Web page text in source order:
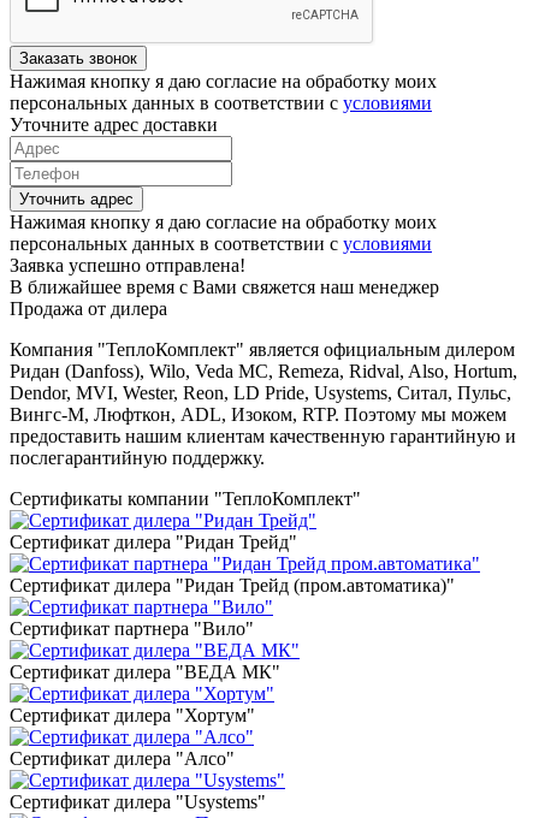
Заказать звонок
Нажимая кнопку я даю согласие на обработку моих
персональных данных в соответствии с условиями
Уточните адрес доставки
Уточнить адрес
Нажимая кнопку я даю согласие на обработку моих
персональных данных в соответствии с условиями
Заявка успешно отправлена!
В ближайшее время с Вами свяжется наш менеджер
Продажа от дилера
Компания "ТеплоКомплект" является официальным дилером
Ридан (Danfoss), Wilo, Veda MC, Remeza, Ridval, Also, Hortum,
Dendor, MVI, Wester, Reon, LD Pride, Usystems, Ситал, Пульс,
Вингс-М, Люфткон, ADL, Изоком, RTP. Поэтому мы можем
предоставить нашим клиентам качественную гарантийную и
послегарантийную поддержку.
Сертификаты компании "ТеплоКомплект"
Сертификат дилера "Ридан Трейд"
Сертификат дилера "Ридан Трейд (пром.автоматика)"
Сертификат партнера "Вило"
Сертификат дилера "ВЕДА МК"
Сертификат дилера "Хортум"
Сертификат дилера "Алсо"
Сертификат дилера "Usystems"